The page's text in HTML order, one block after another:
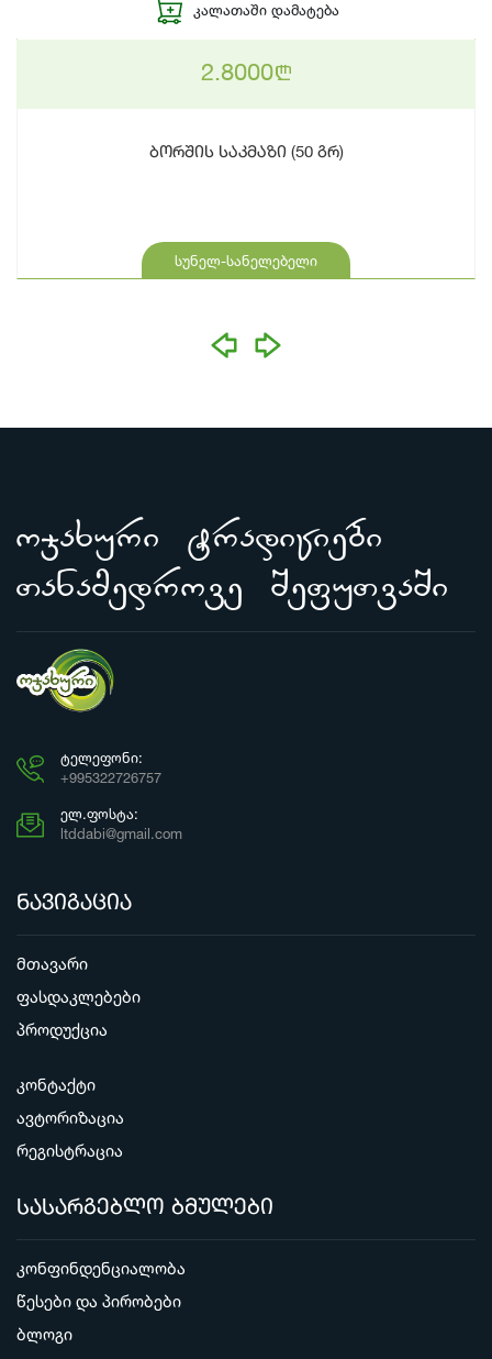
ᲙᲐᲚᲐᲗᲐᲨᲘ ᲓᲐᲛᲐᲢᲔᲑᲐ
2.8000n
ბორშის საკმაზი (50 გრ)
სუნელ-სანელებელი
prev
next
ojaxuri tradiciebi
Tanamedrove SefuTvaSi
ᲢᲔᲚᲔᲤᲝᲜᲘ:
+995322726757
ᲔᲚ.ᲤᲝᲡᲢᲐ:
ltddabi@gmail.com
ნავიგაცია
მთავარი
ფასდაკლებები
პროდუქცია
კონტაქტი
ავტორიზაცია
რეგისტრაცია
სასარგებლო ბმულები
კონფინდენციალობა
წესები და პირობები
ბლოგი